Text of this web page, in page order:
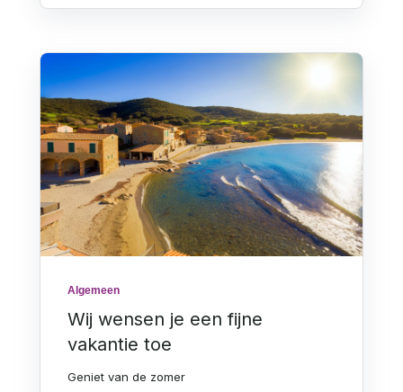
Algemeen
Wij wensen je een fijne
vakantie toe
Geniet van de zomer